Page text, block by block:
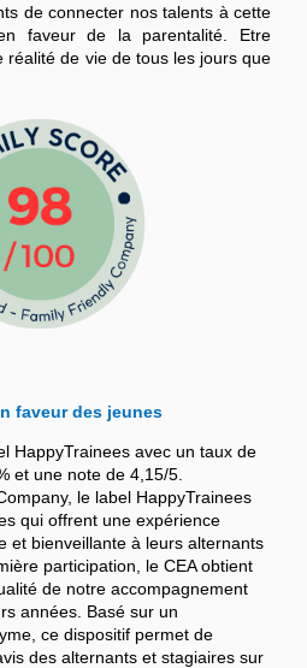
de connecter nos talents à cette
faveur de la parentalité. Etre
réalité de vie de tous les jours que
faveur des jeunes
HappyTrainees avec un taux de
et une note de 4,15/5.
le label HappyTrainees
qui offrent une expérience
et bienveillante à leurs alternants
participation, le CEA obtient
de notre accompagnement
années. Basé sur un
ce dispositif permet de
des alternants et stagiaires sur